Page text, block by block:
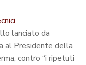
lanciato da
al Presidente della
contro “i ripetuti